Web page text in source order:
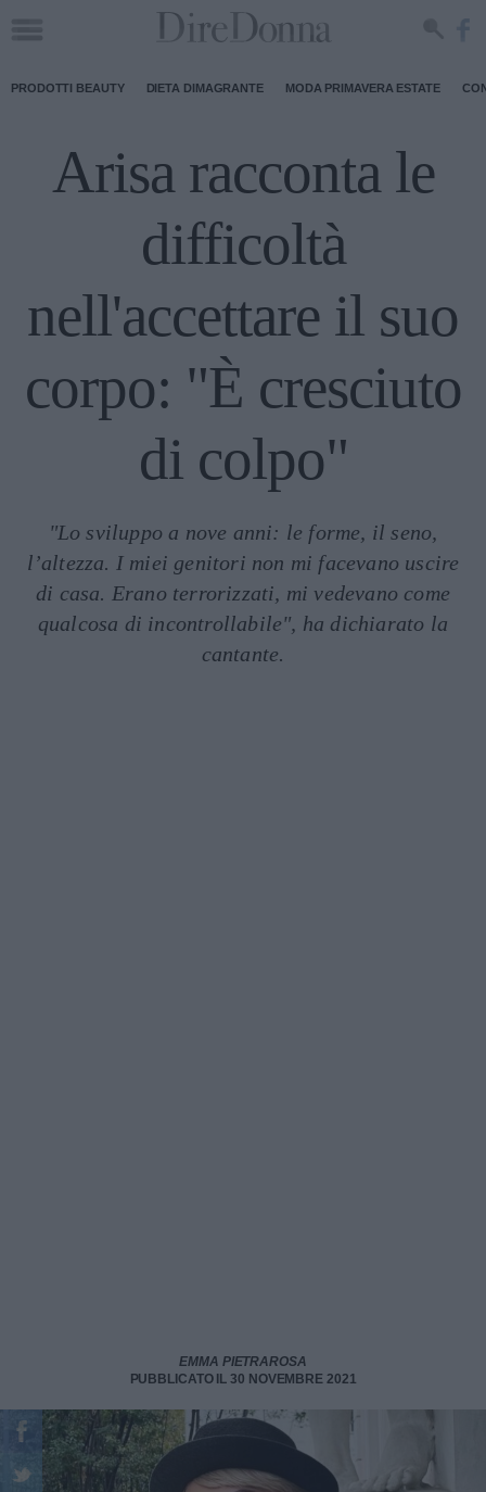
PRODOTTI BEAUTY DIETA DIMAGRANTE MODA PRIMAVERA ESTATE
Arisa racconta le
difficoltà
nell'accettare il suo
corpo: "È cresciuto
di colpo"
"Lo sviluppo a nove anni: le forme, il seno,
l’altezza. I miei genitori non mi facevano uscire
di casa. Erano terrorizzati, mi vedevano come
qualcosa di incontrollabile", ha dichiarato la
cantante.
EMMA PIETRAROSA
PUBBLICATO IL 30 NOVEMBRE 2021